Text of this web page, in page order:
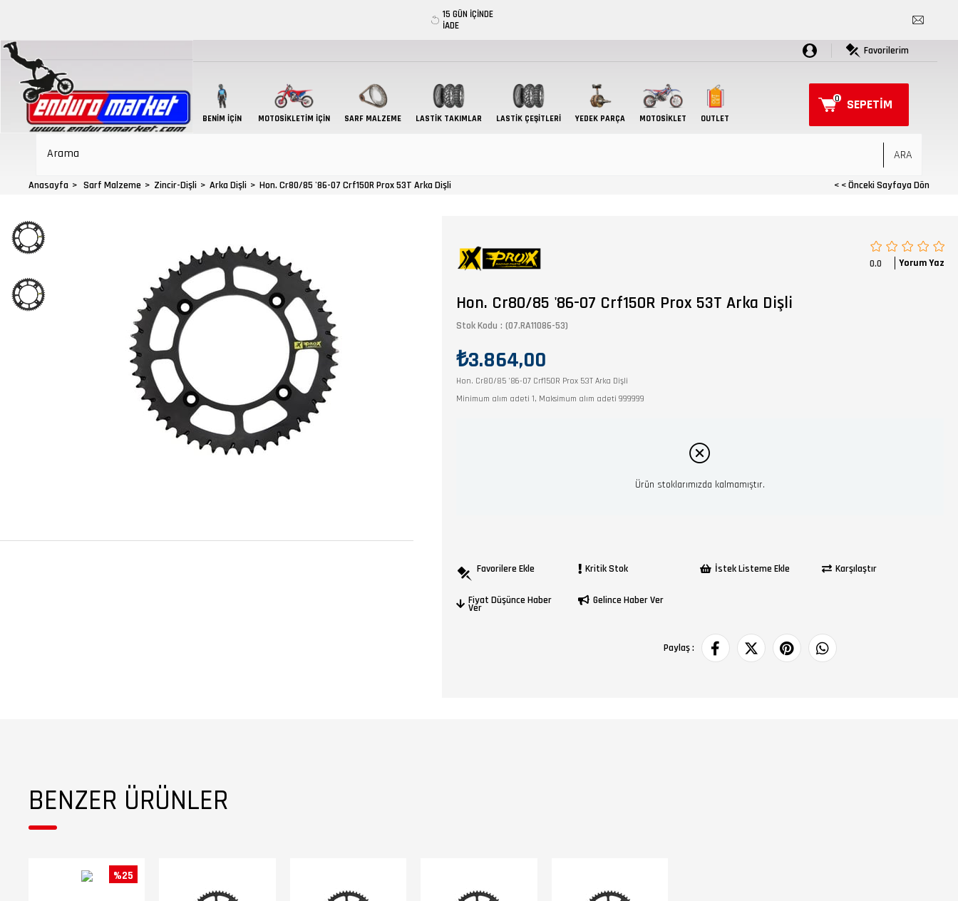
15 GÜN İÇİNDE
İADE
Favorilerim
BENIM İÇIN MOTOSIKLETIM İÇIN SARF MALZEME LASTIK TAKIMLAR LASTİK ÇEŞİTLERİ YEDEK PARÇA MOTOSIKLET OUTLET
SEPETIM
0
Anasayfa Sarf Malzeme Zincir-Dişli Arka Dişli Hon. Cr80/85 '86-07 Crf150R Prox 53T Arka Dişli < < Önceki Sayfaya Dön
Hon. Cr80/85 '86-07 Crf150R Prox 53T Arka Dişli
Stok Kodu (07.RA11086-53)
₺3.864,00
Hon. Cr80/85 '86-07 Crf150R Prox 53T Arka Dişli
Minimum alım adeti 1, Maksimum alım adeti 999999
Ürün stoklarımızda kalmamıştır.
Favorilere Ekle Kritik Stok İstek Listeme Ekle Karşılaştır
Fiyat Düşünce Haber
Ver
Gelince Haber Ver
Paylaş :
0.0 Yorum Yaz
BENZER ÜRÜNLER
%25